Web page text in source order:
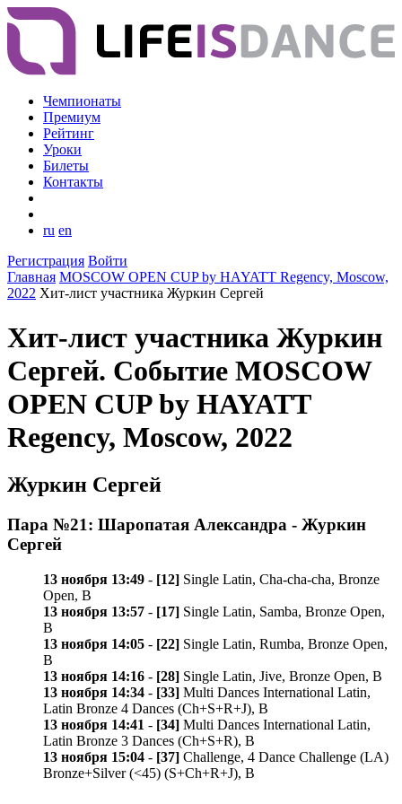
Чемпионаты
Премиум
Рейтинг
Уроки
Билеты
Контакты
ru en
Регистрация Войти
Главная MOSCOW OPEN CUP by HAYATT Regency, Moscow,
2022 Хит-лист участника Журкин Сергей
Хит-лист участника Журкин
Сергей. Событие MOSCOW
OPEN CUP by HAYATT
Regency, Moscow, 2022
Журкин Сергей
Пара №21: Шаропатая Александра - Журкин
Сергей
13 ноября 13:49 - [12] Single Latin, Cha-cha-cha, Bronze
Open, B
13 ноября 13:57 - [17] Single Latin, Samba, Bronze Open,
B
13 ноября 14:05 - [22] Single Latin, Rumba, Bronze Open,
B
13 ноября 14:16 - [28] Single Latin, Jive, Bronze Open, B
13 ноября 14:34 - [33] Multi Dances International Latin,
Latin Bronze 4 Dances (Ch+S+R+J), B
13 ноября 14:41 - [34] Multi Dances International Latin,
Latin Bronze 3 Dances (Ch+S+R), B
13 ноября 15:04 - [37] Challenge, 4 Dance Challenge (LA)
Bronze+Silver (<45) (S+Ch+R+J), B